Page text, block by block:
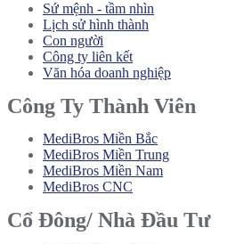
Sứ mệnh - tầm nhìn
Lịch sử hình thành
Con người
Công ty liên kết
Văn hóa doanh nghiệp
Công Ty Thành Viên
MediBros Miền Bắc
MediBros Miền Trung
MediBros Miền Nam
MediBros CNC
Cổ Đông/ Nhà Đầu Tư